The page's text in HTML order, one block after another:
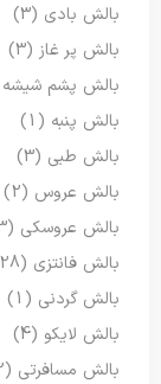
بالش بادی (3)
بالش پر غاز (3)
بالش پشم شیشه
بالش پنبه (1)
بالش طبی (3)
بالش عروس (2)
بالش عروسکی (23)
بالش فانتزی (28)
بالش گردنی (1)
بالش لایکو (4)
بالش مسافرتی (2)